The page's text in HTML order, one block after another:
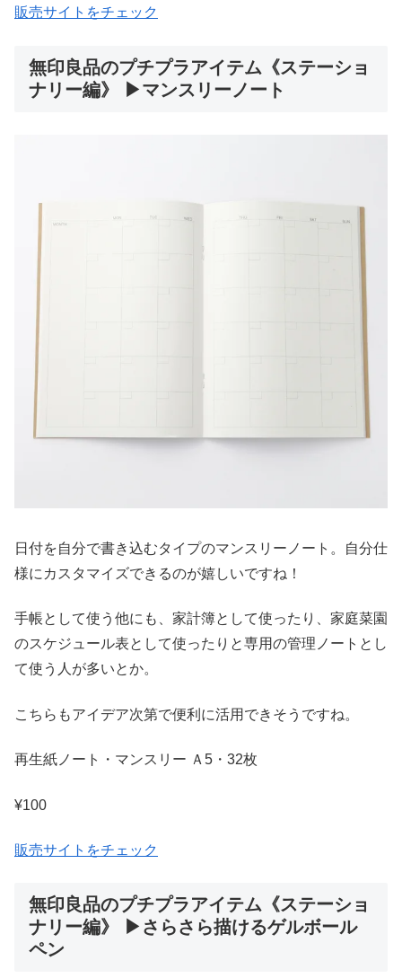
販売サイトをチェック
無印良品のプチプラアイテム《ステーショ
ナリー編》 ▶マンスリーノート
日付を自分で書き込むタイプのマンスリーノート。自分仕
様にカスタマイズできるのが嬉しいですね！
手帳として使う他にも、家計簿として使ったり、家庭菜園
のスケジュール表として使ったりと専用の管理ノートとし
て使う人が多いとか。
こちらもアイデア次第で便利に活用できそうですね。
再生紙ノート・マンスリー Ａ5・32枚
¥100
販売サイトをチェック
無印良品のプチプラアイテム《ステーショ
ナリー編》 ▶さらさら描けるゲルボール
ペン